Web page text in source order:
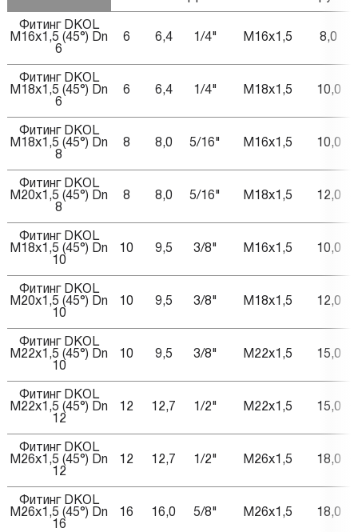
Фитинг DKOL
M16x1,5 (45°) Dn
6
6 6,4 1/4" M16x1,5 8,0
Фитинг DKOL
M18x1,5 (45°) Dn
6
6 6,4 1/4" M18x1,5 10,0
Фитинг DKOL
M18x1,5 (45°) Dn
8
8 8,0 5/16" M16x1,5 10,0
Фитинг DKOL
M20x1,5 (45°) Dn
8
8 8,0 5/16" M18x1,5 12,0
Фитинг DKOL
M18x1,5 (45°) Dn
10
10 9,5 3/8" M16x1,5 10,0
Фитинг DKOL
M20x1,5 (45°) Dn
10
10 9,5 3/8" M18x1,5 12,0
Фитинг DKOL
M22x1,5 (45°) Dn
10
10 9,5 3/8" M22x1,5 15,0
Фитинг DKOL
M22x1,5 (45°) Dn
12
12 12,7 1/2" M22x1,5 15,0
Фитинг DKOL
M26x1,5 (45°) Dn
12
12 12,7 1/2" M26x1,5 18,0
Фитинг DKOL
M26x1,5 (45°) Dn
16
16 16,0 5/8" M26x1,5 18,0